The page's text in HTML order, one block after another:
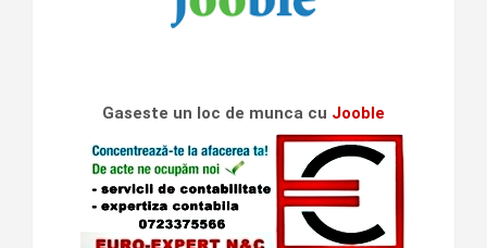
Gaseste un loc de munca cu Jooble